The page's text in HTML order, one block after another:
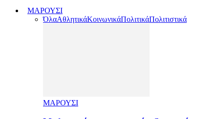
ΜΑΡΟΥΣΙ
ΌλαΑθλητικάΚοινωνικάΠολιτικάΠολιτιστικά
ΜΑΡΟΥΣΙ